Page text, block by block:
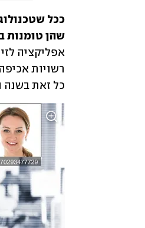
שהן טומנות
כל זאת בשנה